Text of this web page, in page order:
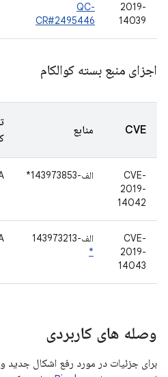
2019-
14039
QC-
CR#2495446
اجزای منبع بسته کوالکام
CVE منابع
CVE-
2019-
14042
الف-143973853*
CVE-
2019-
14043
الف-143973213
*
وصله های کاربردی
برای جزئیات در مورد رفع اشکال جدید